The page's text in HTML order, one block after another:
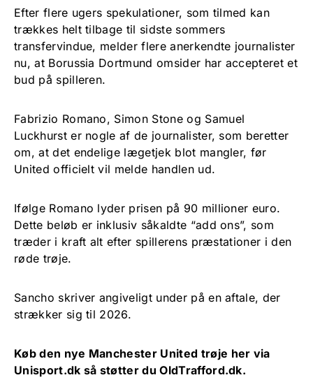
Efter flere ugers spekulationer, som tilmed kan
trækkes helt tilbage til sidste sommers
transfervindue, melder flere anerkendte journalister
nu, at Borussia Dortmund omsider har accepteret et
bud på spilleren.
Fabrizio Romano, Simon Stone og Samuel
Luckhurst er nogle af de journalister, som beretter
om, at det endelige lægetjek blot mangler, før
United officielt vil melde handlen ud.
Ifølge Romano lyder prisen på 90 millioner euro.
Dette beløb er inklusiv såkaldte “add ons”, som
træder i kraft alt efter spillerens præstationer i den
røde trøje.
Sancho skriver angiveligt under på en aftale, der
strækker sig til 2026.
Køb den nye Manchester United trøje her via
Unisport.dk så støtter du OldTrafford.dk.